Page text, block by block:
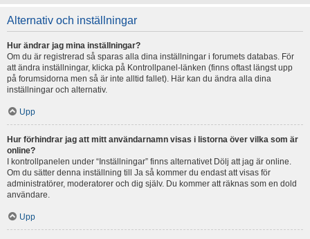
Alternativ och inställningar
Hur ändrar jag mina inställningar?
Om du är registrerad så sparas alla dina inställningar i forumets databas. För
att ändra inställningar, klicka på Kontrollpanel-länken (finns oftast längst upp
på forumsidorna men så är inte alltid fallet). Här kan du ändra alla dina
inställningar och alternativ.
Upp
Hur förhindrar jag att mitt användarnamn visas i listorna över vilka som är
online?
I kontrollpanelen under “Inställningar” finns alternativet Dölj att jag är online.
Om du sätter denna inställning till Ja så kommer du endast att visas för
administratörer, moderatorer och dig själv. Du kommer att räknas som en dold
användare.
Upp